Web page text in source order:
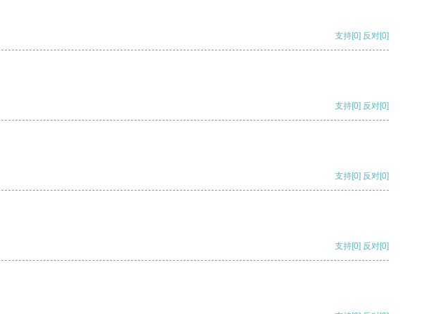
支持[0] 反对[0]
支持[0] 反对[0]
支持[0] 反对[0]
支持[0] 反对[0]